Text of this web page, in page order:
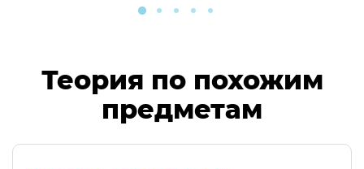
Теория по похожим
предметам